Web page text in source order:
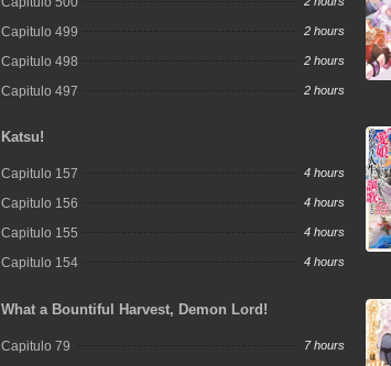
Capitulo 499 2 hours
Capitulo 498 2 hours
Capitulo 497 2 hours
Katsu!
Capitulo 157 4 hours
Capitulo 156 4 hours
Capitulo 155 4 hours
Capitulo 154 4 hours
What a Bountiful Harvest, Demon Lord!
Capitulo 79 7 hours